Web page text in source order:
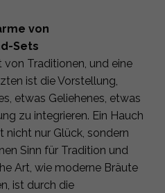
von
Sets
Traditionen, und eine
ist die Vorstellung,
etwas Geliehenes, etwas
zu integrieren. Ein Hauch
nur Glück, sondern
Sinn für Tradition und
Art, wie moderne Bräute
ist durch die